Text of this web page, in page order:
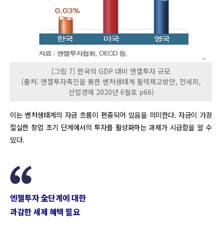
[그림 7] 한국의 GDP 대비 엔젤투자 규모
(출처: 엔젤투자촉진을 통한 벤처생태계 활력제고방안, 전세희,
산업경제 2020년 6월호 p66)
이는 벤처생태계의 자금 흐름이 편중되어 있음을 의미한다. 자금이 가장
절실한 창업 초기 단계에서의 투자를 활성화하는 과제가 시급함을 알 수
있다.
엔젤투자 全단계에 대한
과감한 세제 혜택 필요